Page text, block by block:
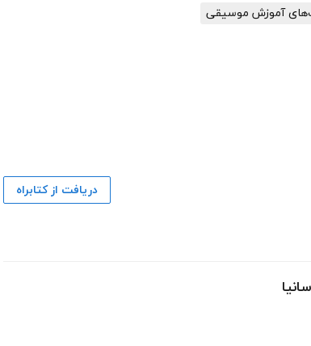
آموزش موسیقی
دریافت از کتابراه